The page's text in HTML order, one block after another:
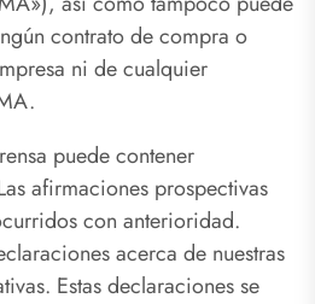
contrato de compra o
ni de cualquier
puede contener
afirmaciones prospectivas
con anterioridad.
acerca de nuestras
Estas declaraciones se